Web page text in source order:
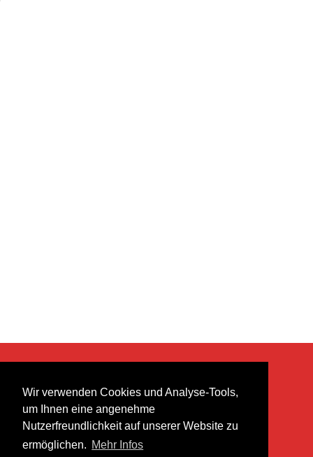
Wir verwenden Cookies und Analyse-Tools,
um Ihnen eine angenehme
Nutzerfreundlichkeit auf unserer Website zu
ermöglichen. Mehr Infos
heer musik ag
Lättenstrasse 35
8952 Schlieren
info@heermusic.com